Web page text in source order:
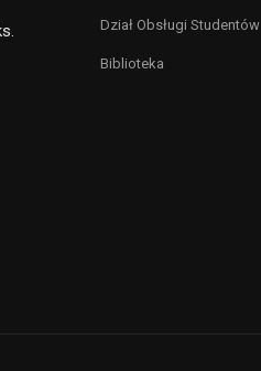
Dział Obsługi Studentów
Biblioteka